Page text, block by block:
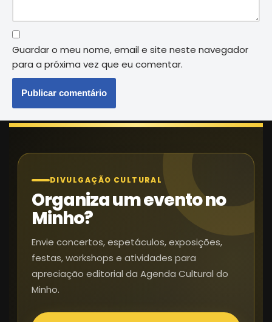
Guardar o meu nome, email e site neste navegador
para a próxima vez que eu comentar.
DIVULGAÇÃO CULTURAL
Organiza um evento no
Minho?
Envie concertos, espetáculos, exposições,
festas, workshops e atividades para
apreciação editorial da Agenda Cultural do
Minho.